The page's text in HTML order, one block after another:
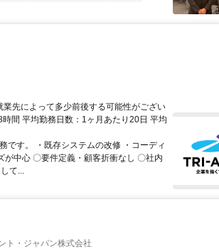
先によって多少前後する可能性がござい
間 平均勤務日数：1ヶ月あたり20日 平均
です。 ・既存システムの改修 ・コーディ
が中心 〇要件定義・顧客折衝なし 〇社内
て...
ト・ジャパン株式会社